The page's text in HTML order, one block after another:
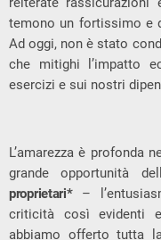
temono un fortissimo e
Ad oggi, non è stato
che mitighi l’impatto
esercizi e sui nostri
L’amarezza è profonda
grande opportunità
proprietari*–
criticità così evidenti
abbiamo offerto tutta